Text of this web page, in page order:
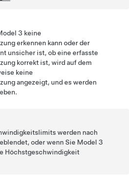
3 keine
erkennen kann oder der
unsicher ist, ob eine erfasste
korrekt ist, wird aufdem
keine
angezeigt, und es werden
werden nach
oder wenn Sie Model 3
Höchstgeschwindigkeit